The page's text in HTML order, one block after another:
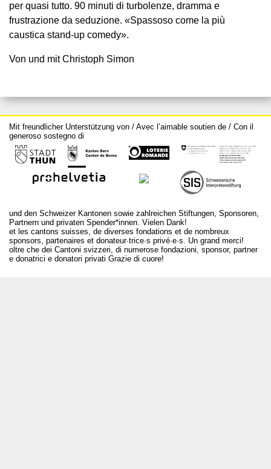
per quasi tutto. 90 minuti di turbolenze, dramma e
frustrazione da seduzione. «Spassoso come la più
caustica stand-up comedy».
Von und mit Christoph Simon
Mit freundlicher Unterstützung von / Avec l’aimable soutien de / Con il
generoso sostegno di
und den Schweizer Kantonen sowie zahlreichen Stiftungen, Sponsoren,
Partnern und privaten Spender*innen. Vielen Dank!
et les cantons suisses, de diverses fondations et de nombreux
sponsors, partenaires et donateur·trice·s privé·e·s. Un grand merci!
oltre che dei Cantoni svizzeri, di numerose fondazioni, sponsor, partner
e donatrici e donatori privati Grazie di cuore!